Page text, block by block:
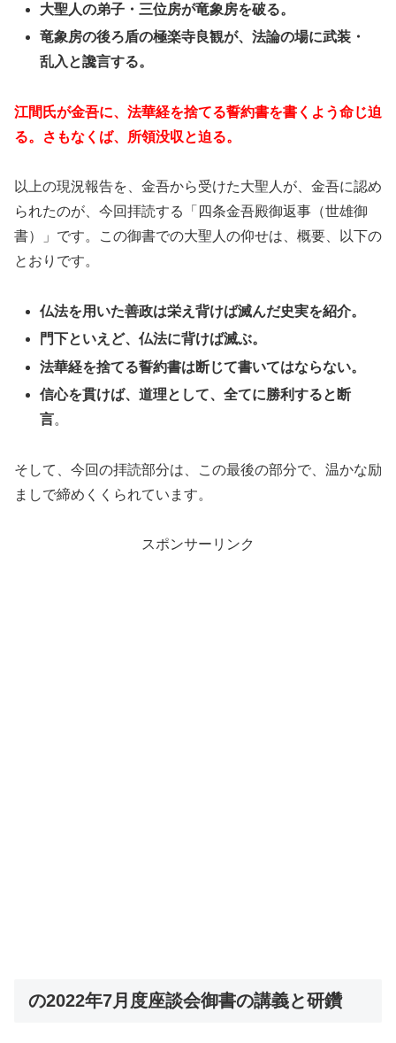
大聖人の弟子・三位房が竜象房を破る。
竜象房の後ろ盾の極楽寺良観が、法論の場に武装・
乱入と讒言する。
江間氏が金吾に、法華経を捨てる誓約書を書くよう命じ迫
る。さもなくば、所領没収と迫る。
以上の現況報告を、金吾から受けた大聖人が、金吾に認め
られたのが、今回拝読する「四条金吾殿御返事（世雄御
書）」です。この御書での大聖人の仰せは、概要、以下の
とおりです。
仏法を用いた善政は栄え背けば滅んだ史実を紹介。
門下といえど、仏法に背けば滅ぶ。
法華経を捨てる誓約書は断じて書いてはならない。
信心を貫けば、道理として、全てに勝利すると断
言。
そして、今回の拝読部分は、この最後の部分で、温かな励
ましで締めくくられています。
スポンサーリンク
の2022年7月度座談会御書の講義と研鑽